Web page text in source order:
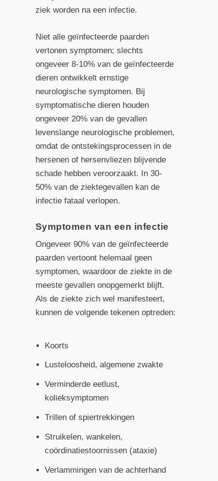
ziek worden na een infectie.
Niet alle geïnfecteerde paarden
vertonen symptomen; slechts
ongeveer 8-10% van de geïnfecteerde
dieren ontwikkelt ernstige
neurologische symptomen. Bij
symptomatische dieren houden
ongeveer 20% van de gevallen
levenslange neurologische problemen,
omdat de ontstekingsprocessen in de
hersenen of hersenvliezen blijvende
schade hebben veroorzaakt. In 30-
50% van de ziektegevallen kan de
infectie fataal verlopen.
Symptomen van een infectie
Ongeveer 90% van de geïnfecteerde
paarden vertoont helemaal geen
symptomen, waardoor de ziekte in de
meeste gevallen onopgemerkt blijft.
Als de ziekte zich wel manifesteert,
kunnen de volgende tekenen optreden:
Koorts
Lusteloosheid, algemene zwakte
Verminderde eetlust,
kolieksymptomen
Trillen of spiertrekkingen
Struikelen, wankelen,
coördinatiestoornissen (ataxie)
Verlammingen van de achterhand